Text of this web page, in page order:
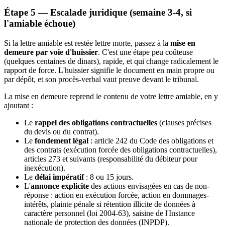
Étape 5 — Escalade juridique (semaine 3-4, si
l'amiable échoue)
Si la lettre amiable est restée lettre morte, passez à la mise en
demeure par voie d'huissier. C'est une étape peu coûteuse
(quelques centaines de dinars), rapide, et qui change radicalement le
rapport de force. L'huissier signifie le document en main propre ou
par dépôt, et son procès-verbal vaut preuve devant le tribunal.
La mise en demeure reprend le contenu de votre lettre amiable, en y
ajoutant :
Le rappel des obligations contractuelles (clauses précises
du devis ou du contrat).
Le fondement légal : article 242 du Code des obligations et
des contrats (exécution forcée des obligations contractuelles),
articles 273 et suivants (responsabilité du débiteur pour
inexécution).
Le délai impératif: 8 ou 15 jours.
L'annonce explicite des actions envisagées en cas de non-
réponse : action en exécution forcée, action en dommages-
intérêts, plainte pénale si rétention illicite de données à
caractère personnel (loi 2004-63), saisine de l'Instance
nationale de protection des données (INPDP).